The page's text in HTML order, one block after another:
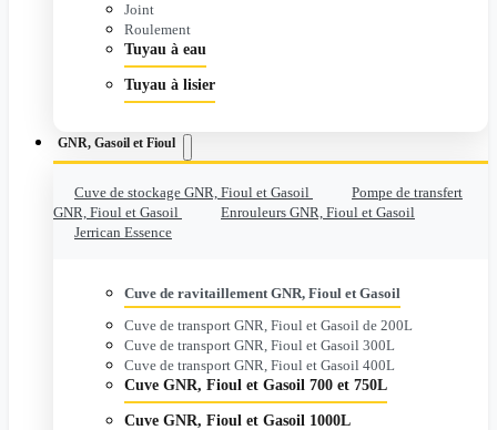
Joint
Roulement
Tuyau à eau
Tuyau à lisier
GNR, Gasoil et Fioul
Cuve de stockage GNR, Fioul et Gasoil
Pompe de transfert
GNR, Fioul et Gasoil
Enrouleurs GNR, Fioul et Gasoil
Jerrican Essence
Cuve de ravitaillement GNR, Fioul et Gasoil
Cuve de transport GNR, Fioul et Gasoil de 200L
Cuve de transport GNR, Fioul et Gasoil 300L
Cuve de transport GNR, Fioul et Gasoil 400L
Cuve GNR, Fioul et Gasoil 700 et 750L
Cuve GNR, Fioul et Gasoil 1000L